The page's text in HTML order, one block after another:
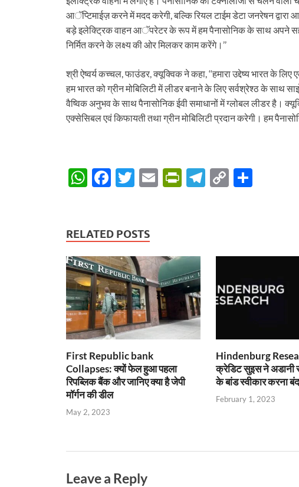
आॅप्टिमाईज़ करने में मदद करेगी, बल्कि रियल टाईम डेटा जनरेषन
बड़े इलेक्ट्रिक वाहन आॅपरेटर के रूप में हम पैनासोनिक के साथ अपने
निर्मित करने के लक्ष्य की ओर मिलकर काम करेंगे।’’
श्री ऐष्वर्य कच्चल, फाउंडर, क्यूक्विक ने कहा, ‘‘हमारा उद्देष्य भारत के
हम भारत को ग्रीन मोबिलिटी में लीडर बनाने के लिए सर्वश्रेश्ठ के साथ
वैष्विक अनुभव के साथ पैनासोनिक ईवी समाधानों में ग्लोबल लीडर है।
एक्सेसिबल एवं किफायती तथा ग्रीन मोबिलिटी प्रदान करेगी। हम
W
s
A
p
p
F
b
o
o
k
T
er
E
P
ie
n
dl
y
T
C
Li
k
RELATED POSTS
First Republic bank
Collapses: क्यों फेल हुआ पहला
रिपब्लिक बैंक और जानिए क्या है जेपी
मॉर्गन की डील
May 2, 2023
Hindenburg
क्रेडिट सुइस ने अडानी
के बांड स्वीकार करना
February 1, 2023
Leave a Reply